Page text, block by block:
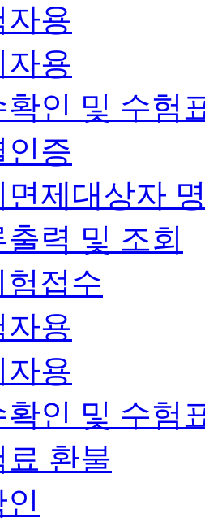
자용
자용
확인 및 수험
인증
면제대상자
출력 및 조회
접수
자용
자용
확인 및 수험
료 환불